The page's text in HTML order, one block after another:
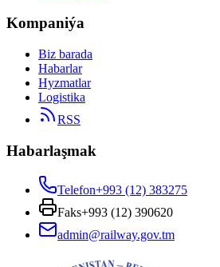
Kompaniýa
Biz barada
Habarlar
Hyzmatlar
Logistika
RSS
Habarlaşmak
Telefon+993 (12) 383275
Faks+993 (12) 390620
admin@railway.gov.tm